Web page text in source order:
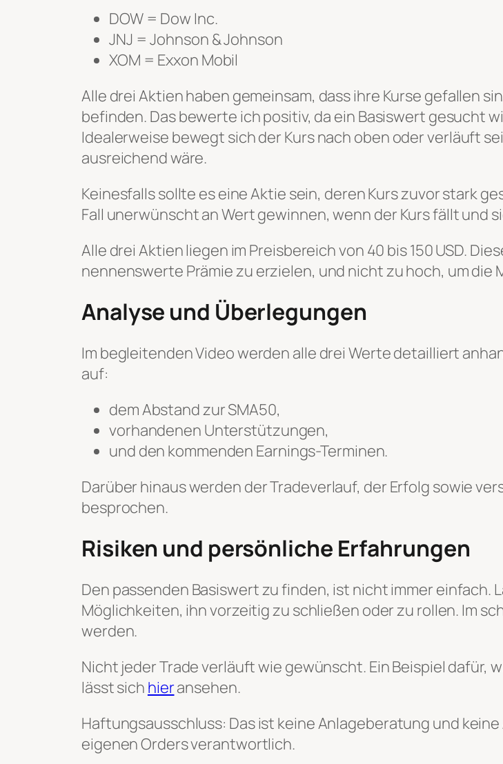
DOW = Dow Inc.
JNJ = Johnson & Johnson
XOM = Exxon Mobil
Alle drei Aktien haben gemeinsam, dass ihre Kurse gefallen
befinden. Das bewerte ich positiv, da ein Basiswert gesucht
Idealerweise bewegt sich der Kurs nach oben oder verläuft
ausreichend wäre.
Keinesfalls sollte es eine Aktie sein, deren Kurs zuvor stark
Fall unerwünscht an Wert gewinnen, wenn der Kurs fällt und
Alle drei Aktien liegen im Preisbereich von 40 bis 150 USD.
nennenswerte Prämie zu erzielen, und nicht zu hoch, um die
Analyse und Überlegungen
Im begleitenden Video werden alle drei Werte detailliert
auf:
dem Abstand zur SMA50,
vorhandenen Unterstützungen,
und den kommenden Earnings-Terminen.
Darüber hinaus werden der Tradeverlauf, der Erfolg sowie
besprochen.
Risiken und persönliche Erfahrungen
Den passenden Basiswert zu finden, ist nicht immer einfach.
Möglichkeiten, ihn vorzeitig zu schließen oder zu rollen. Im
werden.
Nicht jeder Trade verläuft wie gewünscht. Ein Beispiel dafür,
lässt sich hieransehen.
Haftungsausschluss: Das ist keine Anlageberatung und
eigenen Orders verantwortlich.